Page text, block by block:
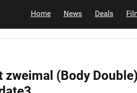
Home News Deals
zweimal (Body